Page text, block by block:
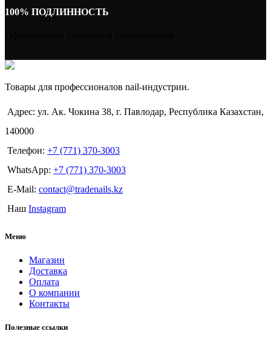
100% ПОДЛИННОСТЬ
Товары для профессионалов nail-индустрии.
Адрес: ул. Ак. Чокина 38, г. Павлодар, Республика Казахстан,
140000
Телефон: +7 (771) 370-3003
WhatsApp: +7 (771) 370-3003
E-Mail: contact@tradenails.kz
Наш Instagram
Меню
Магазин
Доставка
Оплата
О компании
Контакты
Полезные ссылки